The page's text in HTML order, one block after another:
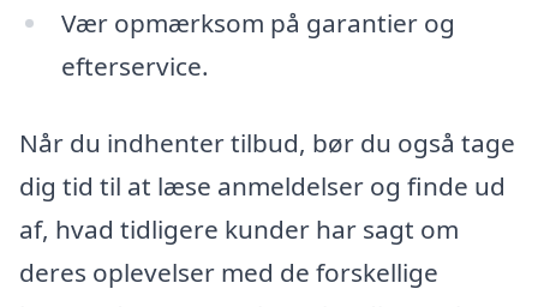
Vær opmærksom på garantier og
efterservice.
Når du indhenter tilbud, bør du også tage
dig tid til at læse anmeldelser og finde ud
af, hvad tidligere kunder har sagt om
deres oplevelser med de forskellige